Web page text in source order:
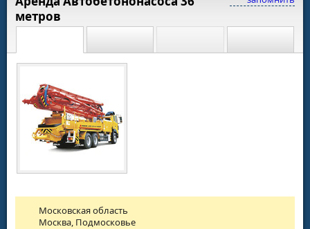
метров
Московская область
Москва, Подмосковье